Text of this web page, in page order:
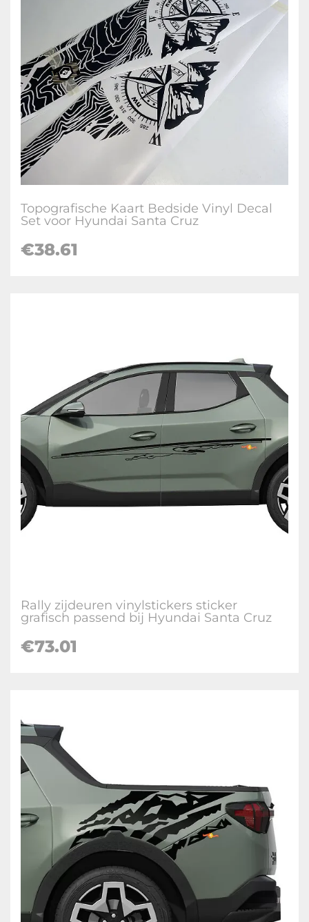
Topografische Kaart Bedside Vinyl Decal
Set voor Hyundai Santa Cruz
€38.61
Rally zijdeuren vinylstickers sticker
grafisch passend bij Hyundai Santa Cruz
€73.01